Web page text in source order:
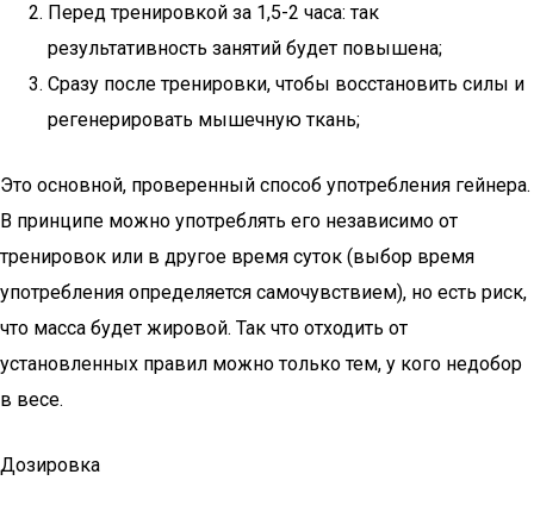
Перед тренировкой за 1,5-2 часа: так
результативность занятий будет повышена;
Сразу после тренировки, чтобы восстановить силы и
регенерировать мышечную ткань;
Это основной, проверенный способ употребления гейнера.
В принципе можно употреблять его независимо от
тренировок или в другое время суток (выбор время
употребления определяется самочувствием), но есть риск,
что масса будет жировой. Так что отходить от
установленных правил можно только тем, у кого недобор
в весе.
Дозировка